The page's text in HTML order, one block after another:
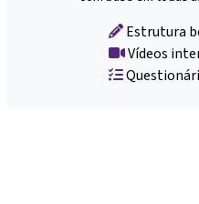
Estrutura
Vídeos